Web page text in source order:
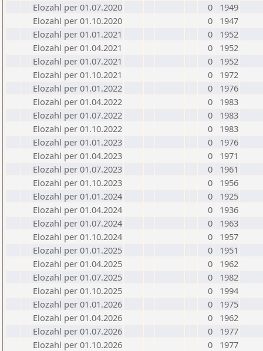
Elozahl per 01.07.2020
0
1949
Elozahl per 01.10.2020
0
1947
Elozahl per 01.01.2021
0
1952
Elozahl per 01.04.2021
0
1952
Elozahl per 01.07.2021
0
1952
Elozahl per 01.10.2021
0
1972
Elozahl per 01.01.2022
0
1976
Elozahl per 01.04.2022
0
1983
Elozahl per 01.07.2022
0
1983
Elozahl per 01.10.2022
0
1983
Elozahl per 01.01.2023
0
1976
Elozahl per 01.04.2023
0
1971
Elozahl per 01.07.2023
0
1961
Elozahl per 01.10.2023
0
1956
Elozahl per 01.01.2024
0
1925
Elozahl per 01.04.2024
0
1936
Elozahl per 01.07.2024
0
1963
Elozahl per 01.10.2024
0
1957
Elozahl per 01.01.2025
0
1951
Elozahl per 01.04.2025
0
1962
Elozahl per 01.07.2025
0
1982
Elozahl per 01.10.2025
0
1994
Elozahl per 01.01.2026
0
1975
Elozahl per 01.04.2026
0
1962
Elozahl per 01.07.2026
0
1977
Elozahl per 01.10.2026
0 1977